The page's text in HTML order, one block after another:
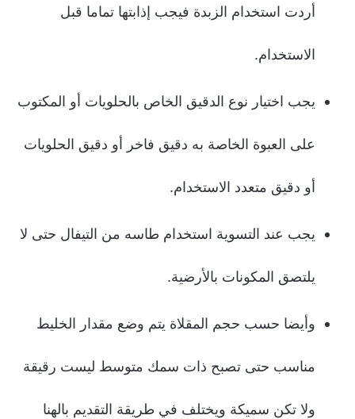
أردت استخدام الزبدة فيجب إذابتها تماما قبل
الاستخدام.
يجب اختيار نوع الدقيق الخاص بالحلويات أو المكتوب
على العبوة الخاصة به دقيق فاخر أو دقيق الحلويات
أو دقيق متعدد الاستخدام.
يجب عند التسوية استخدام طاسه من التيفال حتى لا
يلتصق المكونات بالأرضية.
وأيضا حسب حجم المقلاة يتم وضع مقدار الخليط
مناسب حتى تصبح ذات سمك متوسط ليست رقيقة
ولا تكن سميكة ويختلف في طريقة التقديم بالهنا